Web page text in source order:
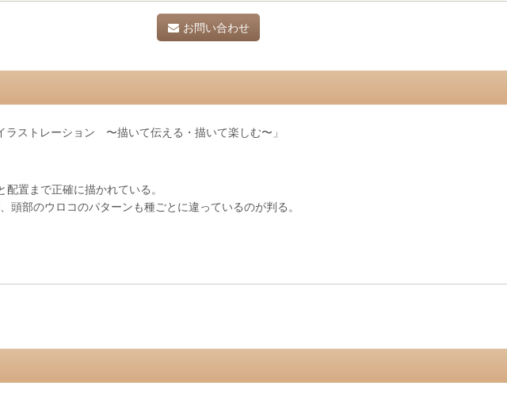
お問い合わせ
ストレーション 〜描いて伝える・描いて楽しむ〜」
置まで正確に描かれている。
部のウロコのパターンも種ごとに違っているのが判る。